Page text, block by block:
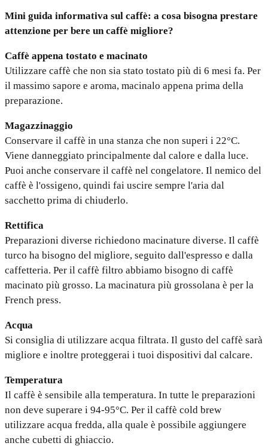
Mini guida informativa sul caffè: a cosa bisogna prestare
attenzione per bere un caffè migliore?
Caffè appena tostato e macinato
Utilizzare caffè che non sia stato tostato più di 6 mesi fa. Per
il massimo sapore e aroma, macinalo appena prima della
preparazione.
Magazzinaggio
Conservare il caffè in una stanza che non superi i 22°C.
Viene danneggiato principalmente dal calore e dalla luce.
Puoi anche conservare il caffè nel congelatore. Il nemico del
caffè è l'ossigeno, quindi fai uscire sempre l'aria dal
sacchetto prima di chiuderlo.
Rettifica
Preparazioni diverse richiedono macinature diverse. Il caffè
turco ha bisogno del migliore, seguito dall'espresso e dalla
caffetteria. Per il caffè filtro abbiamo bisogno di caffè
macinato più grosso. La macinatura più grossolana è per la
French press.
Acqua
Si consiglia di utilizzare acqua filtrata. Il gusto del caffè sarà
migliore e inoltre proteggerai i tuoi dispositivi dal calcare.
Temperatura
Il caffè è sensibile alla temperatura. In tutte le preparazioni
non deve superare i 94-95°C. Per il caffè cold brew
utilizzare acqua fredda, alla quale è possibile aggiungere
anche cubetti di ghiaccio.